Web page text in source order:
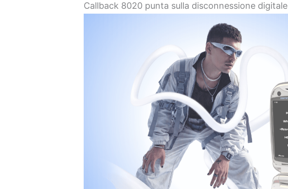
Callback 8020 punta sulla disconnessione digitale